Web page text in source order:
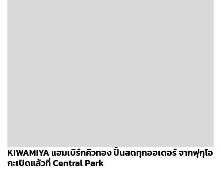
KIWAMIYA แฮมเบิร์กคิวทอง ปั้นสดทุกออเดอร์ จากฟุกุโอ
กะเปิดแล้วที่ Central Park